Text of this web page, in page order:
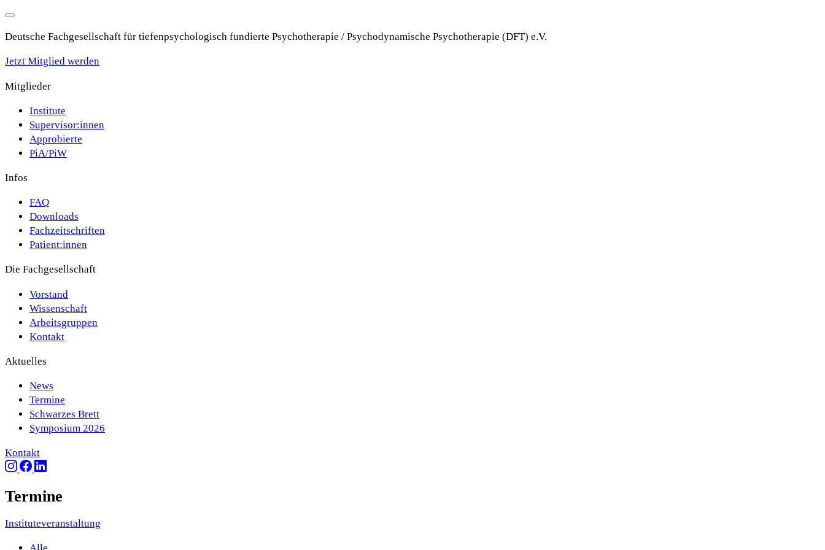
Deutsche Fachgesellschaft für tiefenpsychologisch fundierte Psychotherapie / Psychodynamische Psychotherapie (DFT) e.V.
Jetzt Mitglied werden
Mitglieder
Institute
Supervisor:innen
Approbierte
PiA/PiW
Infos
FAQ
Downloads
Fachzeitschriften
Patient:innen
Die Fachgesellschaft
Vorstand
Wissenschaft
Arbeitsgruppen
Kontakt
Aktuelles
News
Termine
Schwarzes Brett
Symposium 2026
Kontakt
Termine
Instituteveranstaltung